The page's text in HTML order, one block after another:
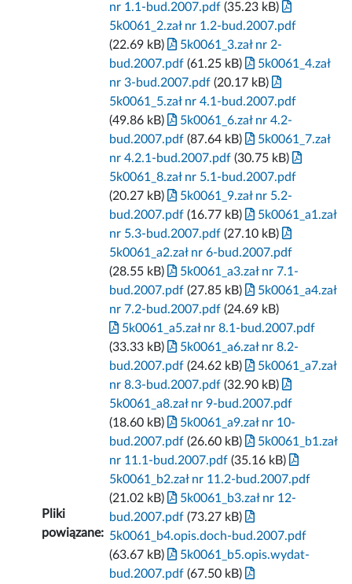
Pliki
powiązane:
nr 1.1-bud.2007.pdf (35.23 kB)
5k0061_2.zał nr 1.2-bud.2007.pdf
(22.69 kB)
5k0061_3.zał nr 2-
bud.2007.pdf (61.25 kB)
5k0061_4.zał
nr 3-bud.2007.pdf (20.17 kB)
5k0061_5.zał nr 4.1-bud.2007.pdf
(49.86 kB)
5k0061_6.zał nr 4.2-
bud.2007.pdf (87.64 kB)
5k0061_7.zał
nr 4.2.1-bud.2007.pdf (30.75 kB)
5k0061_8.zał nr 5.1-bud.2007.pdf
(20.27 kB)
5k0061_9.zał nr 5.2-
bud.2007.pdf (16.77 kB)
5k0061_a1.zał
nr 5.3-bud.2007.pdf (27.10 kB)
5k0061_a2.zał nr 6-bud.2007.pdf
(28.55 kB)
5k0061_a3.zał nr 7.1-
bud.2007.pdf (27.85 kB)
5k0061_a4.zał
nr 7.2-bud.2007.pdf (24.69 kB)
5k0061_a5.zał nr 8.1-bud.2007.pdf
(33.33 kB)
5k0061_a6.zał nr 8.2-
bud.2007.pdf (24.62 kB)
5k0061_a7.zał
nr 8.3-bud.2007.pdf (32.90 kB)
5k0061_a8.zał nr 9-bud.2007.pdf
(18.60 kB)
5k0061_a9.zał nr 10-
bud.2007.pdf (26.60 kB)
5k0061_b1.zał
nr 11.1-bud.2007.pdf (35.16 kB)
5k0061_b2.zał nr 11.2-bud.2007.pdf
(21.02 kB)
5k0061_b3.zał nr 12-
bud.2007.pdf (73.27 kB)
5k0061_b4.opis.doch-bud.2007.pdf
(63.67 kB)
5k0061_b5.opis.wydat-
bud.2007.pdf (67.50 kB)